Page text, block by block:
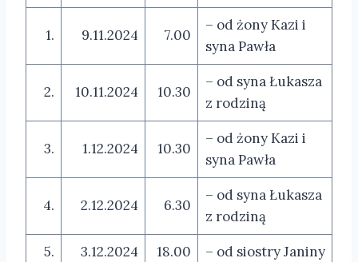
1. 9.11.2024 7.00
– od żony Kazi i
syna Pawła
2. 10.11.2024 10.30
– od syna Łukasza
z rodziną
3. 1.12.2024 10.30
– od żony Kazi i
syna Pawła
4. 2.12.2024 6.30
– od syna Łukasza
z rodziną
5.
3.12.2024 18.00 – od siostry Janiny